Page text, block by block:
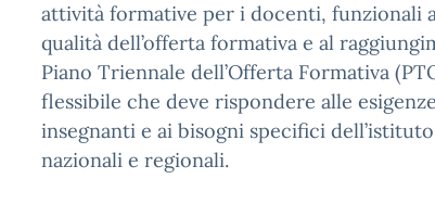
attività formative per i docenti, funzionali
qualità dell’offerta formativa e al
Piano Triennale dell’Offerta Formativa
flessibile che deve rispondere alle
insegnanti e ai bisogni specifici
nazionali e regionali.